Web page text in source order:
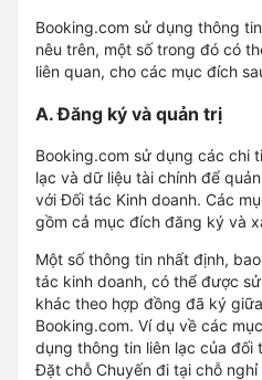
Booking.com sử dụng thông
nêu trên, một số trong đó có
liên quan, cho các mục đích
A. Đăng ký và quản trị
Booking.com sử dụng các chi
lạc và dữ liệu tài chính để
với Đối tác Kinh doanh. Các
gồm cả mục đích đăng ký và
Một số thông tin nhất định,
tác kinh doanh, có thể được
khác theo hợp đồng đã ký
Booking.com. Ví dụ về các
dụng thông tin liên lạc của đối
Đặt chỗ Chuyến đi tại chỗ